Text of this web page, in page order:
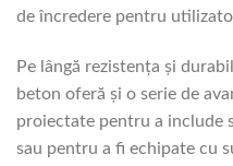
de încredere pentru
Pe lângă rezistența și
beton oferă și o serie de
proiectate pentru a include
sau pentru a fi echipate cu